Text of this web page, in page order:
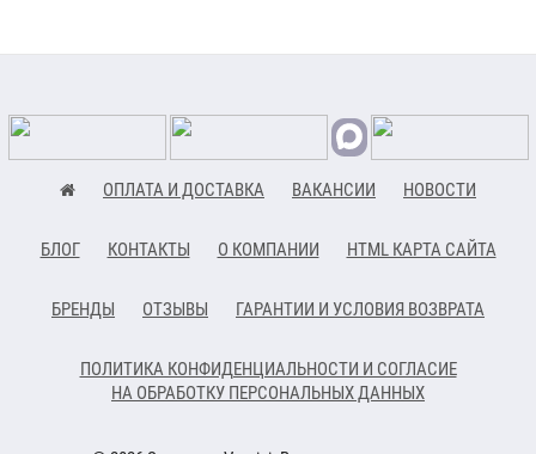
ОПЛАТА И ДОСТАВКА ВАКАНСИИ НОВОСТИ
БЛОГ КОНТАКТЫ О КОМПАНИИ HTML КАРТА САЙТА
БРЕНДЫ ОТЗЫВЫ ГАРАНТИИ И УСЛОВИЯ ВОЗВРАТА
ПОЛИТИКА КОНФИДЕНЦИАЛЬНОСТИ И СОГЛАСИЕ
НА ОБРАБОТКУ ПЕРСОНАЛЬНЫХ ДАННЫХ